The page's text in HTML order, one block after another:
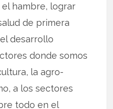
hambre, lograr
de primera
desarrollo
donde somos
la agro-
a los sectores
todo en el